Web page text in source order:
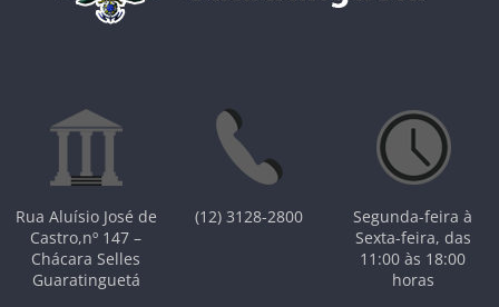
Rua Aluísio José de
Castro,nº 147 –
Chácara Selles
Guaratinguetá
(12) 3128-2800
Segunda-feira à
Sexta-feira, das
11:00 às 18:00
horas